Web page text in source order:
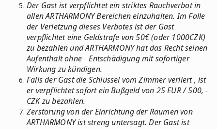
Der Gast ist verpflichtet ein striktes Rauchverbot in
allen ARTHARMONY Bereichen einzuhalten. Im Falle
der Verletzung dieses Verbotes ist der Gast
verpflichtet eine Geldstrafe von 50€ (oder 1000CZK)
zu bezahlen und ARTHARMONY hat das Recht seinen
Aufenthalt ohne Entschädigung mit sofortiger
Wirkung zu kündigen.
Falls der Gast die Schlüssel vom Zimmer verliert , ist
er verpflichtet sofort ein Bußgeld von 25 EUR / 500, -
CZK zu bezahlen.
Zerstörung von der Einrichtung der Räumen von
ARTHARMONY ist streng untersagt. Der Gast ist